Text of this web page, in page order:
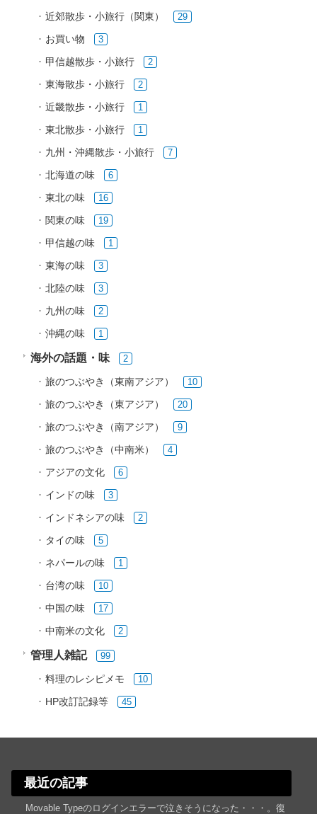
近郊散歩・小旅行（関東） 29
お買い物 3
甲信越散歩・小旅行 2
東海散歩・小旅行 2
近畿散歩・小旅行 1
東北散歩・小旅行 1
九州・沖縄散歩・小旅行 7
北海道の味 6
東北の味 16
関東の味 19
甲信越の味 1
東海の味 3
北陸の味 3
九州の味 2
沖縄の味 1
海外の話題・味 2
旅のつぶやき（東南アジア） 10
旅のつぶやき（東アジア） 20
旅のつぶやき（南アジア） 9
旅のつぶやき（中南米） 4
アジアの文化 6
インドの味 3
インドネシアの味 2
タイの味 5
ネパールの味 1
台湾の味 10
中国の味 17
中南米の文化 2
管理人雑記 99
料理のレシピメモ 10
HP改訂記録等 45
最近の記事
Movable Typeのログインエラーで泣きそうになった・・・。復